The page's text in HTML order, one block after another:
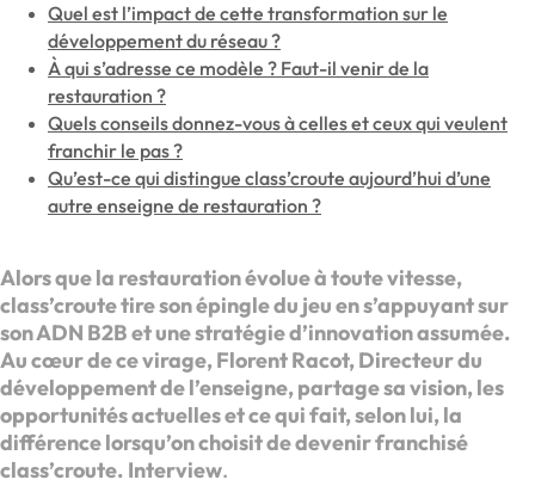
Quel est l’impact de cette transformation sur le
développement du réseau ?
À qui s’adresse ce modèle ? Faut-il venir de la
restauration ?
Quels conseils donnez-vous à celles et ceux qui veulent
franchir le pas ?
Qu’est-ce qui distingue class’croute aujourd’hui d’une
autre enseigne de restauration ?
Alors que la restauration évolue à toute vitesse,
class’croute tire son épingle du jeu en s’appuyant sur
son ADN B2B et une stratégie d’innovation assumée.
Au cœur de ce virage, Florent Racot, Directeur du
développement de l’enseigne, partage sa vision, les
opportunités actuelles et ce qui fait, selon lui, la
différence lorsqu’on choisit de devenir franchisé
class’croute. Interview.